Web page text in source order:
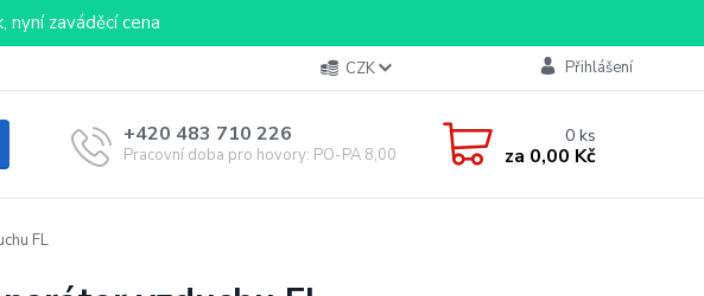
nyní zaváděcí cena
CZK Přihlášení
+420 483 710 226
Pracovní doba pro hovory: PO-PA 8,00-16,00
0ks
za 0,00 Kč
FL